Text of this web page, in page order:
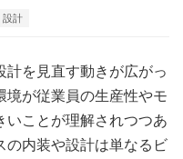
設計
を見直す動きが広がっ
境が従業員の生産性やモ
いことが理解されつつあ
の内装や設計は単なるビ